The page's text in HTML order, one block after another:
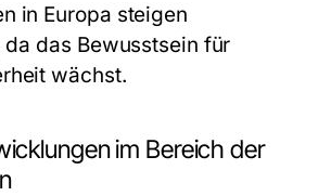
in Europa steigen
das Bewusstsein für
wächst.
im Bereich der